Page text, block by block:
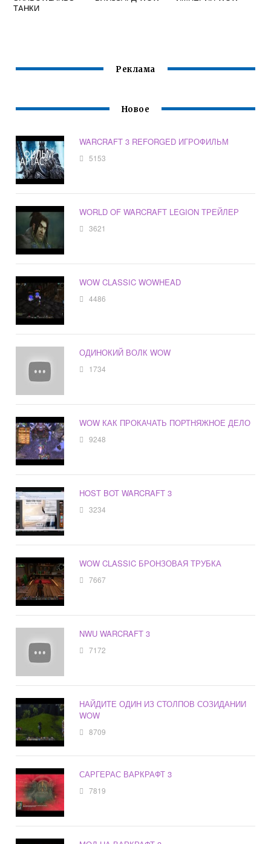
ТАНКИ
Реклама
Новое
WARCRAFT 3 REFORGED ИГРОФИЛЬМ
5153
WORLD OF WARCRAFT LEGION ТРЕЙЛЕР
3621
WOW CLASSIC WOWHEAD
4486
ОДИНОКИЙ ВОЛК WOW
1734
WOW КАК ПРОКАЧАТЬ ПОРТНЯЖНОЕ ДЕЛО
9248
HOST BOT WARCRAFT 3
3234
WOW CLASSIC БРОНЗОВАЯ ТРУБКА
7667
NWU WARCRAFT 3
7172
НАЙДИТЕ ОДИН ИЗ СТОЛПОВ СОЗИДАНИИ
WOW
8709
САРГЕРАС ВАРКРАФТ 3
7819